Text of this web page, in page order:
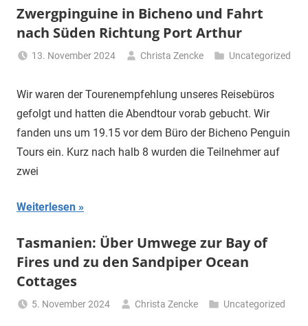
Zwergpinguine in Bicheno und Fahrt
nach Süden Richtung Port Arthur
13. November 2024 Christa Zencke Uncategorized
Wir waren der Tourenempfehlung unseres Reisebüros
gefolgt und hatten die Abendtour vorab gebucht. Wir
fanden uns um 19.15 vor dem Büro der Bicheno Penguin
Tours ein. Kurz nach halb 8 wurden die Teilnehmer auf
zwei
Weiterlesen
Tasmanien: Über Umwege zur Bay of
Fires und zu den Sandpiper Ocean
Cottages
5. November 2024 Christa Zencke Uncategorized